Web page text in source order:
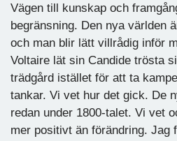
Vägen till kunskap och
begränsning. Den nya världen
och man blir lätt villrådig inför
Voltaire lät sin Candide trösta
trädgård istället för att ta
tankar. Vi vet hur det gick. De
redan under 1800-talet. Vi vet
mer positivt än förändring. Jag